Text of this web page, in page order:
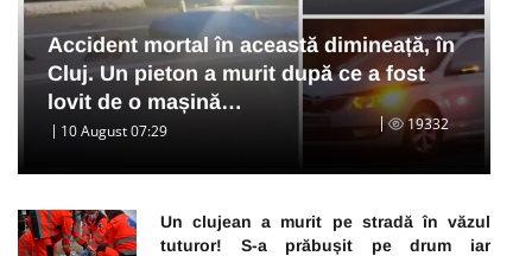
Accident mortal în această dimineață, în
Cluj. Un pieton a murit după ce a fost
lovit de o mașină…
10 August 07:29 19332
Un clujean a murit pe stradă în văzul
tuturor! S-a prăbușit pe drum iar